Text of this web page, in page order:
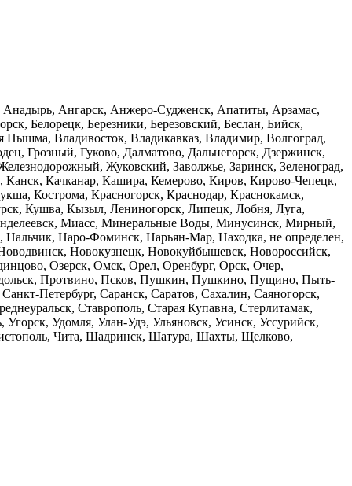
Анадырь, Ангарск, Анжеро-Судженск, Апатиты, Арзамас,
Белорецк, Березники, Березовский, Беслан, Бийск,
Владивосток, Владикавказ, Владимир, Волгоград,
Грозный, Гуково, Далматово, Дальнегорск, Дзержинск,
Жуковский, Заволжье, Заринск, Зеленоград,
Качканар, Кашира, Кемерово, Киров, Кирово-Чепецк,
Кострома, Красногорск, Краснодар, Краснокамск,
Кушва, Кызыл, Лениногорск, Липецк, Лобня, Луга,
Миасс, Минеральные Воды, Минусинск, Мирный,
Наро-Фоминск, Нарьян-Мар, Находка, не определен,
Новокузнецк, Новокуйбышевск, Новороссийск,
Озерск, Омск, Орел, Оренбург, Орск, Очер,
Протвино, Псков, Пушкин, Пушкино, Пущино, Пыть-
Петербург, Саранск, Саратов, Сахалин, Саяногорск,
Ставрополь, Старая Купавна, Стерлитамак,
Удомля, Улан-Удэ, Ульяновск, Усинск, Уссурийск,
Чита, Шадринск, Шатура, Шахты, Щелково,